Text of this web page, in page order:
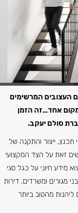
העצובים המרשימים
אחד…זה הזמן
סולם יעקב.
ייצור והתקנה של
ופנים מאז שנת 1974, ואנו עושים זאת על הצד המקצועי
מידע חיוני על כגל סגי
מגורים ומשרדים, דירות
ליהנות מהטוב ביותר